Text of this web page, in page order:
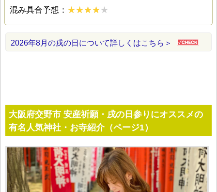
混み具合予想：
2026年8月の戌の日について詳しくはこちら＞
大阪府交野市 安産祈願・戌の日参りにオススメの
有名人気神社・お寺紹介（ページ1）